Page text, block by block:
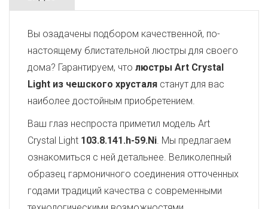
Вы озадачены подбором качественной, по-
настоящему блистательной люстры для своего
дома? Гарантируем, что люстры Art Crystal
Light из чешского хрусталя станут для вас
наиболее достойным приобретением.
Ваш глаз неспроста приметил модель Art
Crystal Light 103.8.141.h-59.Ni. Мы предлагаем
ознакомиться с ней детальнее. Великолепный
образец гармоничного соединения отточенных
годами традиций качества с современными